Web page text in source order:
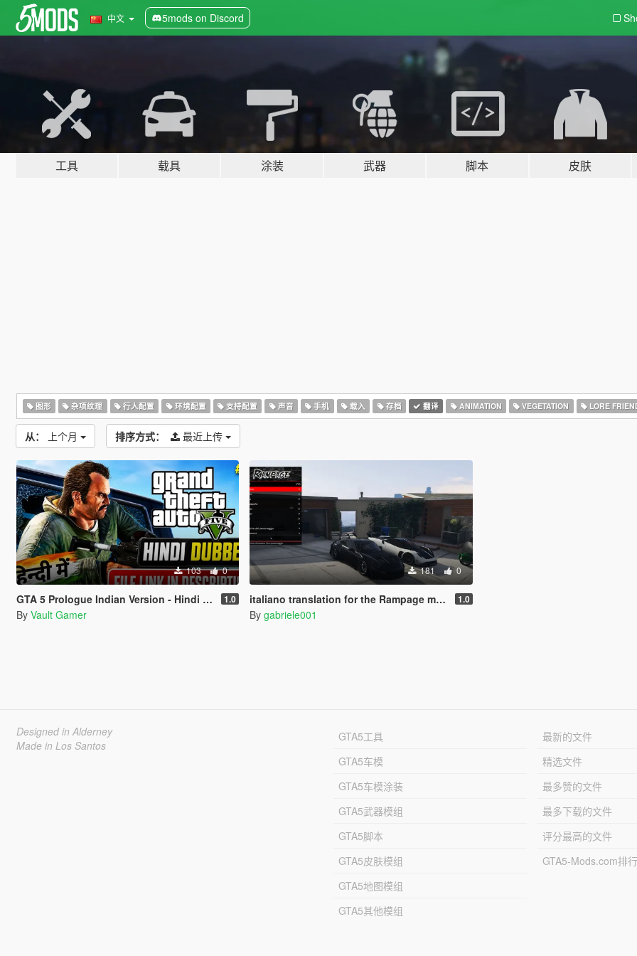
中文 5mods on Discord
工具 载具 涂装 武器 脚本 皮肤
图形 杂项纹理 行人配置 环境配置 支持配置 声音 手机 载入 存档 翻译 ANIMATION VEGETATION LORE
从： 上个月 排序方式： 最近上传
103 0
GTA 5 Prologue Indian Version - Hindi Dubbed 1.0
By Vault Gamer
181 0
italiano translation for the Rampage mod (Legacy/Enhanced) 1.0
By gabriele001
Designed in Alderney
Made in Los Santos
GTA5工具
GTA5车模
GTA5车模涂装
GTA5武器模组
GTA5脚本
GTA5皮肤模组
GTA5地图模组
GTA5其他模组
最新的文件
精选文件
最多赞的文件
最多下载的文件
评分最高的文件
GTA5-Mods.com排